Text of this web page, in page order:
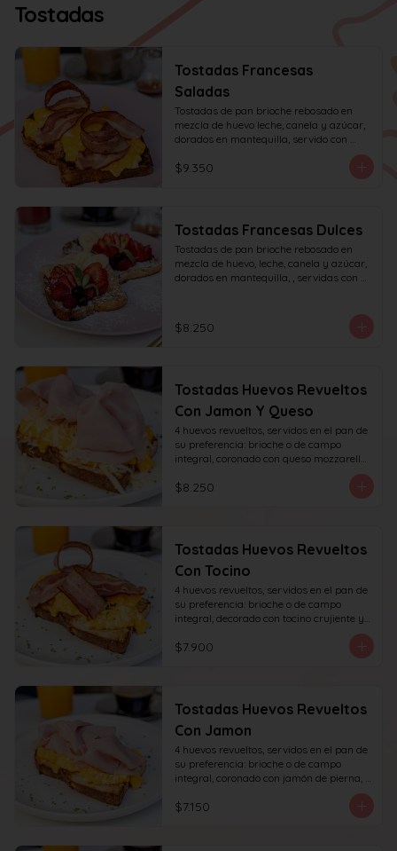
Tostadas
Tostadas Francesas
Saladas
Tostadas de pan brioche rebosado en
mezcla de huevo leche, canela y azúcar,
dorados en mantequilla, servido con
huevos revueltos, tocino y miel de maple.
$9.350
Tostadas Francesas Dulces
Tostadas de pan brioche rebosado en
mezcla de huevo, leche, canela y azúcar,
dorados en mantequilla, , servidas con
$8.250
Tostadas Huevos Revueltos
Con Jamon Y Queso
4 huevos revueltos, servidos en el pan de
su preferencia: brioche o de campo
integral, coronado con queso mozzarella
rallado y con jamón de pierna, decorado
con sésamo o ciboulette.
$8.250
Tostadas Huevos Revueltos
Con Tocino
4 huevos revueltos, servidos en el pan de
su preferencia: brioche o de campo
integral, decorado con tocino crujiente y
$7.900
Tostadas Huevos Revueltos
Con Jamon
4 huevos revueltos, servidos en el pan de
su preferencia: brioche o de campo
integral, coronado con jamón de pierna,
$7.150